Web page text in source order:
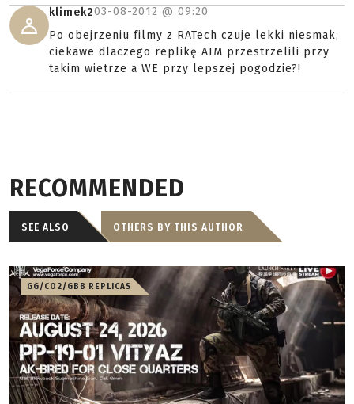
klimek203-08-2012 @ 09:20
Po obejrzeniu filmy z RATech czuje lekki niesmak,
ciekawe dlaczego replikę AIM przestrzelili przy
takim wietrze a WE przy lepszej pogodzie?!
RECOMMENDED
SEE ALSO OTHERS BY THIS AUTHOR
GG/CO2/GBB REPLICAS